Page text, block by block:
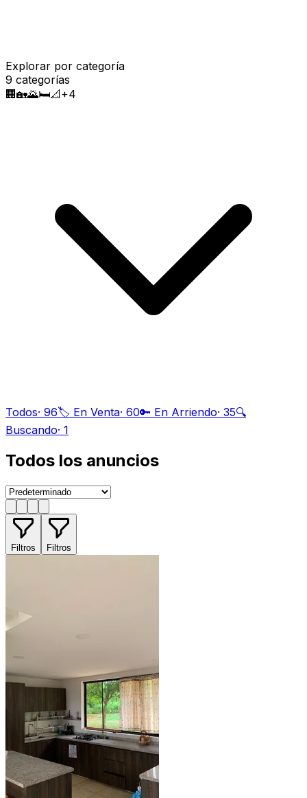
Explorar por categoría
9 categorías
🏢🏡🌄🛏️📐+4
Todos· 96🏷️ En Venta· 60🔑 En Arriendo· 35🔍
Buscando· 1
Todos los anuncios
Filtros Filtros